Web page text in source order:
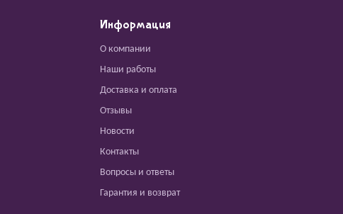
Информация
О компании
Наши работы
Доставка и оплата
Отзывы
Новости
Контакты
Вопросы и ответы
Гарантия и возврат